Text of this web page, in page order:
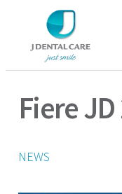
Fiere
NEWS